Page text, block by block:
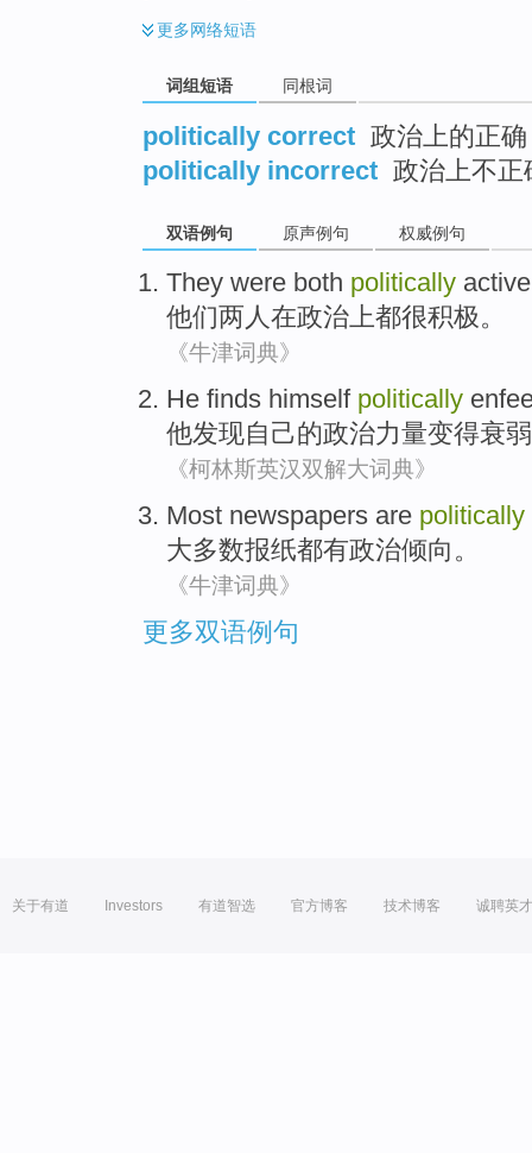
更多网络短语
词组短语 同根词
politically correct 政治上的正
politically incorrect 政治上不正
双语例句 原声例句 权威例句
They were both politically active
他们两人在政治上都很积极。
《牛津词典》
He finds himself politically
他发现自己的政治力量变得衰弱
《柯林斯英汉双解大词典》
Most newspapers are politically
大多数报纸都有政治倾向。
《牛津词典》
更多双语例句
关于有道 Investors 有道智选 官方博客 技术博客 诚聘英才